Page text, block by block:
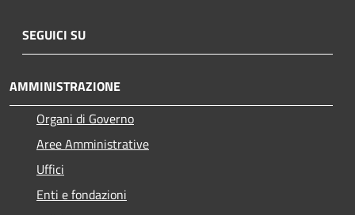
SEGUICI SU
AMMINISTRAZIONE
Organi di Governo
Aree Amministrative
Uffici
Enti e fondazioni